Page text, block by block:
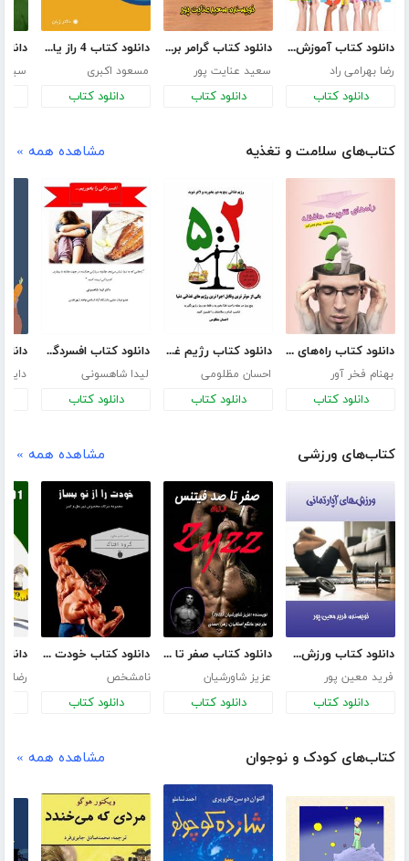
دانلود کتاب آموزش زبان انگلیسی از مبتدی تا پیشرفته
رضا بهرامی راد
دانلود کتاب
دانلود کتاب گرامر برای مکالمه زبان انگلیسی
سعید عنایت پور
دانلود کتاب
دانلود کتاب 4 راز یادگیری زبان انگلیسی
مسعود اکبری
دانلود کتاب
سید
کتاب‌های سلامت و تغذیه مشاهده همه »
دانلود کتاب راه‌های تقویت حافظه
بهنام فخر آور
دانلود کتاب
دانلود کتاب رژیم غذایی پنج به دو: بخورید و لاغر شوید
احسان مظلومی
دانلود کتاب
دانلود کتاب افسردگی را بخوریم
لیدا شاهسونی
دانلود کتاب
کتاب‌های ورزشی مشاهده همه »
دانلود کتاب ورزش‌های آپارتمانی
فرید معین پور
دانلود کتاب
دانلود کتاب صفر تا صد فیتنس از زبان zyzz
عزیز شاورشیان
دانلود کتاب
دانلود کتاب خودت را از نو بساز
نامشخص
دانلود کتاب
رضا
کتاب‌های کودک و نوجوان مشاهده همه »